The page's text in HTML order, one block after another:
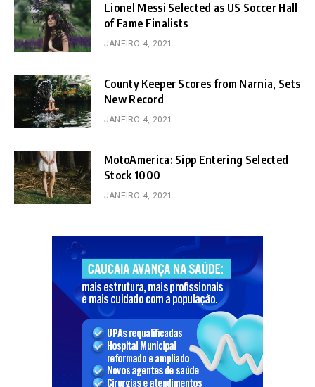
Lionel Messi Selected as US Soccer Hall
of Fame Finalists
JANEIRO 4, 2021
County Keeper Scores from Narnia, Sets
New Record
JANEIRO 4, 2021
MotoAmerica: Sipp Entering Selected
Stock 1000
JANEIRO 4, 2021